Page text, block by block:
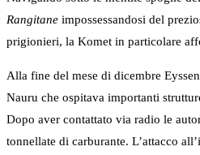
Rangitane impossessandosi del
prigionieri, la Komet in particolare
Alla fine del mese di dicembre
Nauru che ospitava importanti
Dopo aver contattato via radio le
tonnellate di carburante. L’attacco